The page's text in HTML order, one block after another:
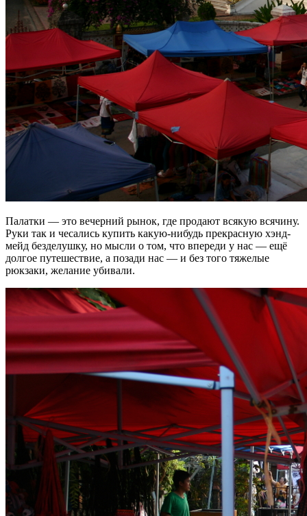
Палатки — это вечерний рынок, где продают всякую всячину.
Руки так и чесались купить какую-нибудь прекрасную хэнд-
мейд безделушку, но мысли о том, что впереди у нас — ещё
долгое путешествие, а позади нас — и без того тяжелые
рюкзаки, желание убивали.